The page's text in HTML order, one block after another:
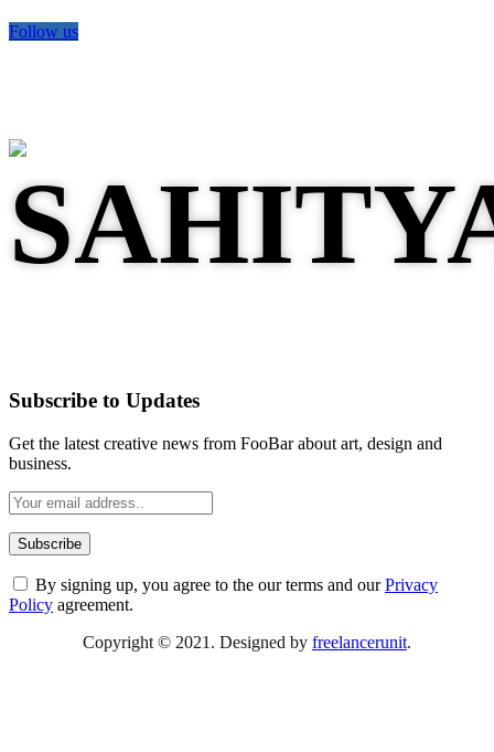
Follow us
Subscribe to Updates
Get the latest creative news from FooBar about art, design and
business.
By signing up, you agree to the our terms and ourPrivacy
Policy agreement.
Copyright © 2021. Designed by freelancerunit.